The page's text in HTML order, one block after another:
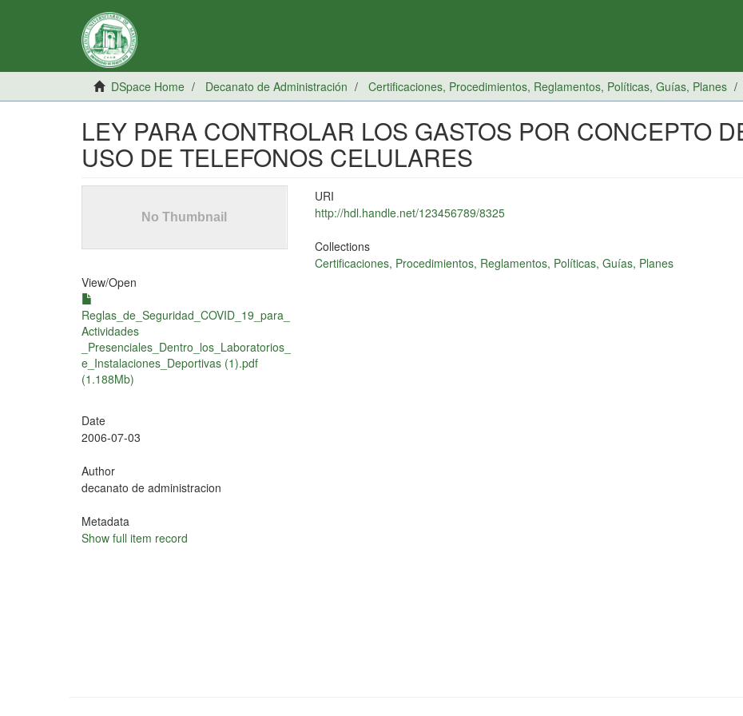
DSpace Home Decanato de Administración Certificaciones, Procedimientos, Reglamentos, Políticas, Guías, Planes
LEY PARA CONTROLAR LOS GASTOS POR CONCEPTO
USO DE TELEFONOS CELULARES
View/Open
Reglas_de_Seguridad_COVID_19_para_
Actividades
_Presenciales_Dentro_los_Laboratorios_
e_Instalaciones_Deportivas (1).pdf
(1.188Mb)
Date
2006-07-03
Author
decanato de administracion
Metadata
Show full item record
URI
http://hdl.handle.net/123456789/8325
Collections
Certificaciones, Procedimientos, Reglamentos, Políticas, Guías, Planes